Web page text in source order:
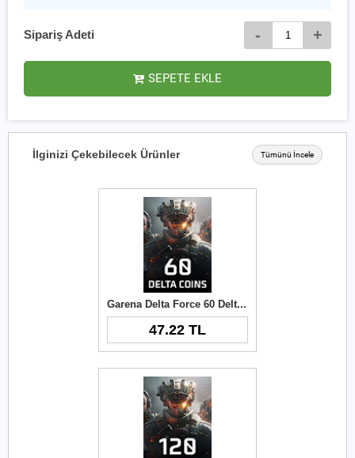
Sipariş Adeti - +
SEPETE EKLE
İlginizi Çekebilecek Ürünler Tümünü İncele
Garena Delta Force 60 Delta Coins TR
47.22 TL